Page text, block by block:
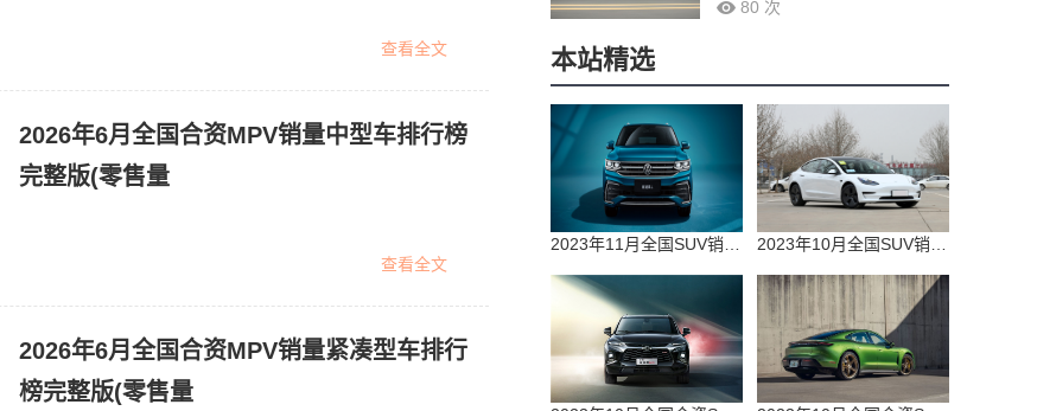
查看全文
2026年6月全国合资MPV销量中型车排行榜
完整版(零售量
查看全文
2026年6月全国合资MPV销量紧凑型车排行
榜完整版(零售量
80 次
本站精选